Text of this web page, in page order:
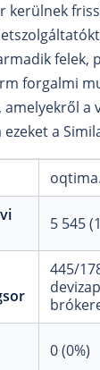
kerülnek
felek,
forgalmi
amelyekről a
a
5 545
445/
0 (0%)